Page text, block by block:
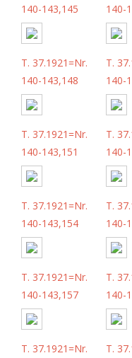
140-143,145 140-
T. 37.1921=Nr.
140-143,148
T.
140-
T. 37.1921=Nr.
140-143,151
T.
140-
T. 37.1921=Nr.
140-143,154
T.
140-
T. 37.1921=Nr.
140-143,157
T.
140-
T. 37.1921=Nr.
T.